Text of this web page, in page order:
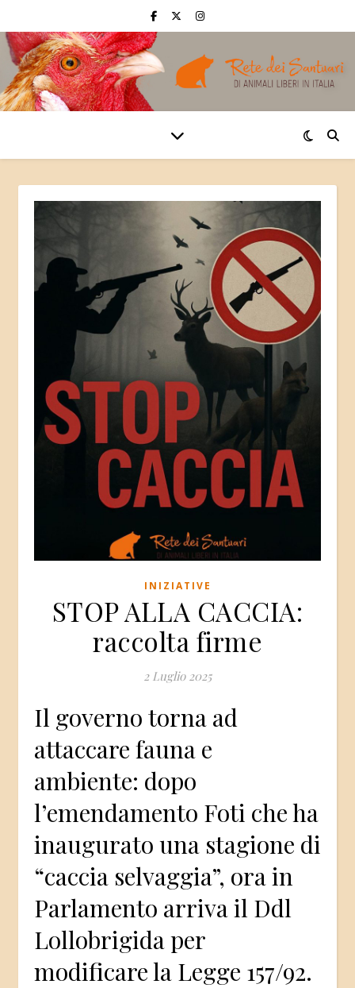
INIZIATIVE
STOP ALLA CACCIA:
raccolta firme
2 Luglio 2025
Il governo torna ad
attaccare fauna e
ambiente: dopo
l’emendamento Foti che ha
inaugurato una stagione di
“caccia selvaggia”, ora in
Parlamento arriva il Ddl
Lollobrigida per
modificare la Legge 157/92.